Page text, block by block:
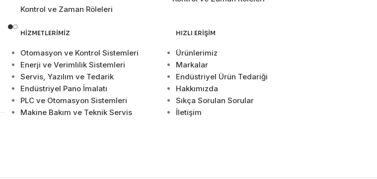
Kontrol ve Zaman Röleleri
HIZMETLERIMIZ
Otomasyon ve Kontrol Sistemleri
Enerji ve Verimlilik Sistemleri
Servis, Yazılım ve Tedarik
Endüstriyel Pano İmalatı
PLC ve Otomasyon Sistemleri
Makine Bakım ve Teknik Servis
HIZLI ERIŞIM
Ürünlerimiz
Markalar
Endüstriyel Ürün Tedariği
Hakkımızda
Sıkça Sorulan Sorular
İletişim